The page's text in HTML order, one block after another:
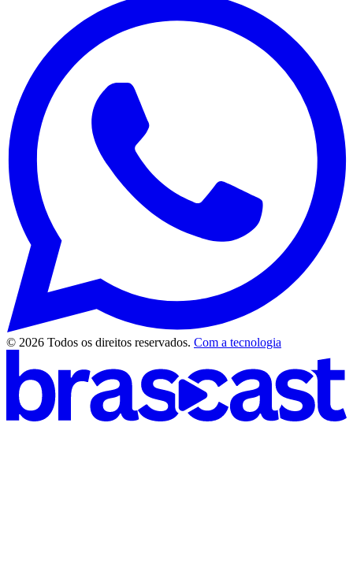
© 2026 Todos os direitos reservados. Com a tecnologia